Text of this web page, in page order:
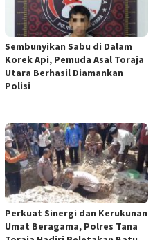
Sembunyikan Sabu di Dalam
Korek Api, Pemuda Asal Toraja
Utara Berhasil Diamankan
Polisi
Perkuat Sinergi dan Kerukunan
Umat Beragama, Polres Tana